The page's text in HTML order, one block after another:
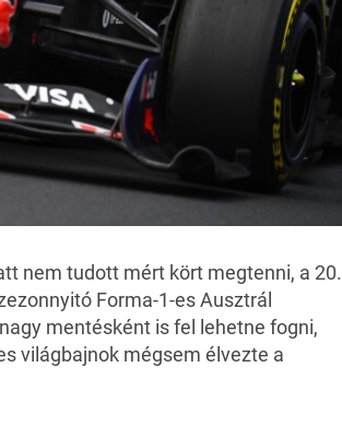
nem tudott mért kört megtenni, a 20.
Forma-1-es Ausztrál
mentésként is fel lehetne fogni,
világbajnok mégsem élvezte a